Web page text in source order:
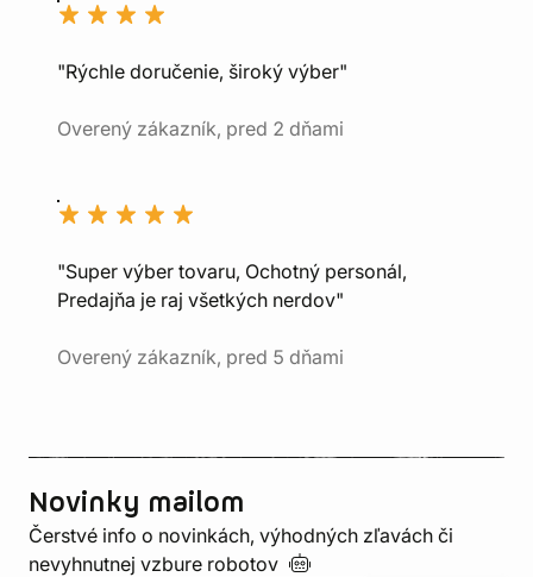
"Rýchle doručenie, široký výber"
Overený zákazník, pred 2 dňami
"Super výber tovaru, Ochotný personál,
Predajňa je raj všetkých nerdov"
Overený zákazník, pred 5 dňami
Novinky mailom
Čerstvé info o novinkách, výhodných zľavách či
nevyhnutnej vzbure robotov